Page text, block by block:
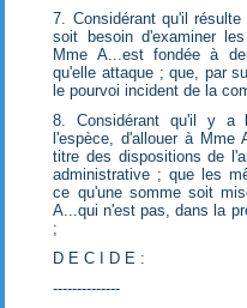
7. Considérant qu'il
soit besoin d'examiner
Mme A...est fondée à
qu'elle attaque ; que, par
le pourvoi incident de la
8. Considérant qu'il y a
l'espèce, d'allouer à Mme
titre des dispositions de
administrative ; que les
ce qu'une somme soit
A...qui n'est pas, dans la
;
D E C I D E :
--------------